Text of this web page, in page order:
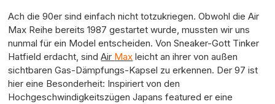
Ach die 90er sind einfach nicht totzukriegen. Obwohl die Air
Max Reihe bereits 1987 gestartet wurde, mussten wir uns
nunmal für ein Model entscheiden. Von Sneaker-Gott Tinker
Hatfield erdacht, sindAir Max leicht an ihrer von außen
sichtbaren Gas-Dämpfungs-Kapsel zu erkennen. Der 97 ist
hier eine Besonderheit: Inspiriert von den
Hochgeschwindigkeitszügen Japans featured er eine